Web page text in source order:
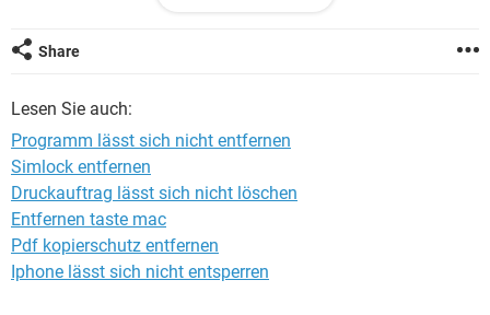
Share
Lesen Sie auch:
Programm lässt sich nicht entfernen
Simlock entfernen
Druckauftrag lässt sich nicht löschen
Entfernen taste mac
Pdf kopierschutz entfernen
Iphone lässt sich nicht entsperren